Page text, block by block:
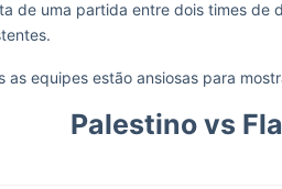
de uma partida entre dois times de
as equipes estão ansiosas para
Palestino vs